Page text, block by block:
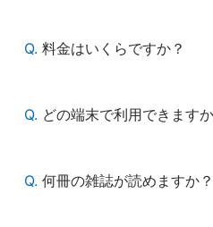
Q. 料金はいくらですか？
Q. どの端末で利用できます
Q. 何冊の雑誌が読めますか？